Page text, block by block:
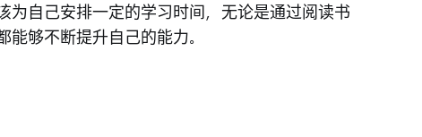
为自己安排一定的学习时间，无论是通过阅读书
够不断提升自己的能力。